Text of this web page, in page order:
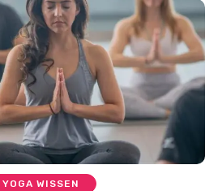
YOGA WISSEN